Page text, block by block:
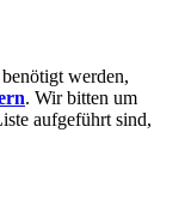
werden,
. Wir bitten um
aufgeführt sind,